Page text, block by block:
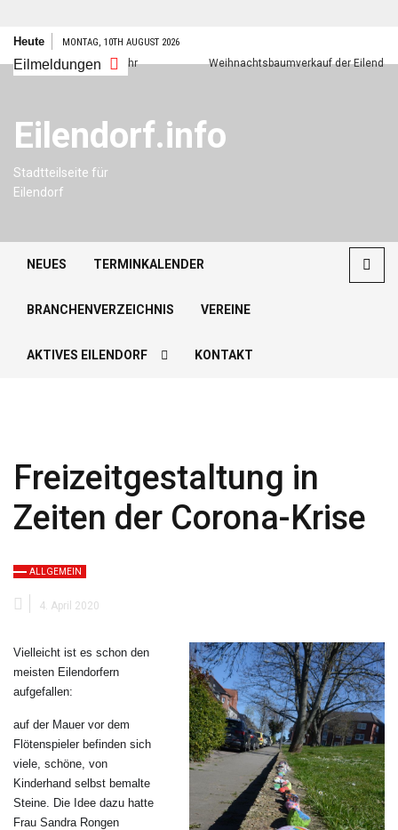
Zum
springen
Heute MONTAG, 10TH AUGUST 2026
Eilmeldungen
Frohes neues Jahr Weihnachtsbaumverkauf der Eilendorfer
Eilendorf.info
Stadtteilseite für
Eilendorf
NEUES TERMINKALENDER
BRANCHENVERZEICHNIS VEREINE
AKTIVES EILENDORF KONTAKT
Freizeitgestaltung in
Zeiten der Corona-Krise
ALLGEMEIN
4. April 2020
Vielleicht ist es schon den
meisten Eilendorfern
aufgefallen:
auf der Mauer vor dem
Flötenspieler befinden sich
viele, schöne, von
Kinderhand selbst bemalte
Steine. Die Idee dazu hatte
Frau Sandra Rongen